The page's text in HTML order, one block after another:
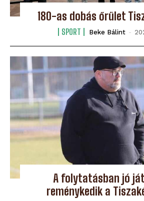
180-as dobás őrület
SPORT Beke Bálint -
A folytatásban jó
reménykedik a